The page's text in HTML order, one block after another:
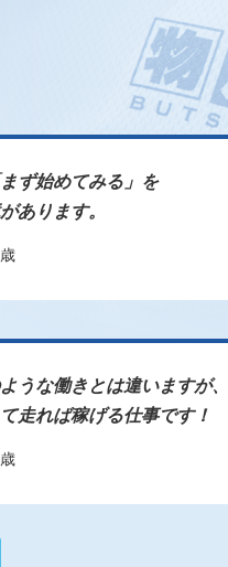
ず始めてみる」を
あります。
うな働きとは違いますが、
走れば稼げる仕事です！